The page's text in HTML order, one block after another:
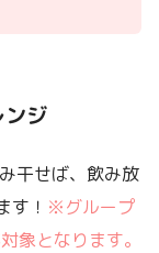
ジ
干せば、飲み放
！ ※グループ
象となります。